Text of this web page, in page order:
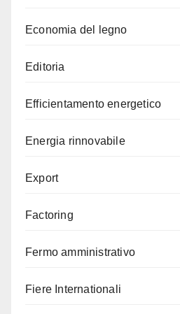
Economia del legno
Editoria
Efficientamento energetico
Energia rinnovabile
Export
Factoring
Fermo amministrativo
Fiere Internationali